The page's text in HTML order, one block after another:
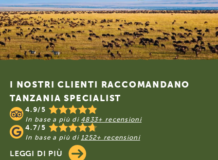
Footer
I NOSTRI CLIENTI RACCOMANDANO
TANZANIA SPECIALIST
4.9/5
In base a più di 4833+ recensioni
4.7/5
In base a più di 1252+ recensioni
LEGGI DI PIÙ